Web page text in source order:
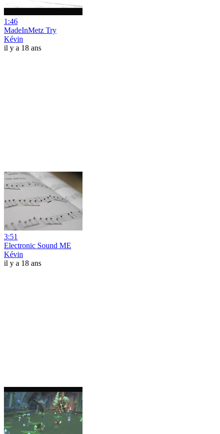
1:46
MadeInMetz Try
Kévin
il y a 18 ans
3:51
Electronic Sound ME
Kévin
il y a 18 ans